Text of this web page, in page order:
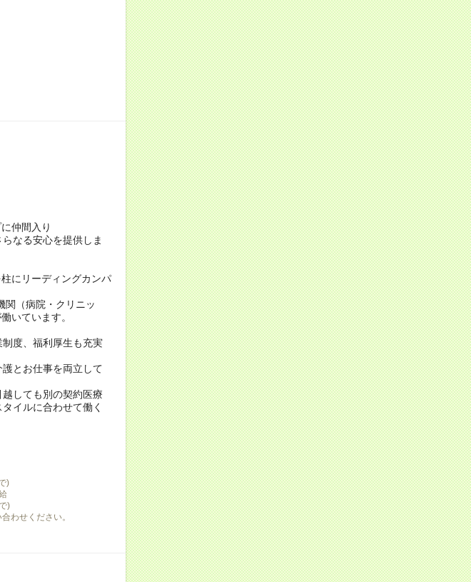
仲間入り
なる安心を提供しま
にリーディングカンパ
関（病院・クリニッ
いています。
度、福利厚生も充実
とお仕事を両立して
しても別の契約医療
イルに合わせて働く
)
)
わせください。